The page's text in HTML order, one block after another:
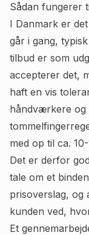
Sådan fungerer
I Danmark er
går i gang,
tilbud er som
accepterer det,
haft en vis
håndværkere og
med op til ca.
Det er derfor
tale om et
prisoverslag, og
kunden ved,
Et